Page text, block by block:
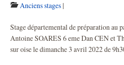
Anciens stages |
Stage départemental de préparation au
Antoine SOARES 6 eme Dan CEN et
sur oise le dimanche 3 avril 2022 de